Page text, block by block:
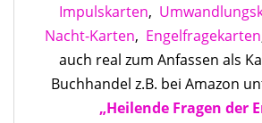
Impulskarten,
Nacht-Karten, Engelfragekarten
auch real zum Anfassen als
Buchhandel z.B. bei Amazon
„Heilende Fragen der